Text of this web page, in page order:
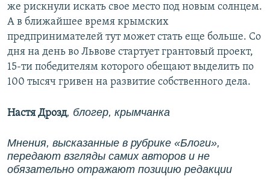
же рискнули искать свое место под новым солнцем.
А в ближайшее время крымских
предпринимателей тут может стать еще больше. Со
дня на день во Львове стартует грантовый проект,
15-ти победителям которого обещают выделить по
100 тысяч гривен на развитие собственного дела.
Настя Дрозд, блогер, крымчанка
Мнения, высказанные в рубрике «Блоги»,
передают взгляды самих авторов и не
обязательно отражают позицию редакции